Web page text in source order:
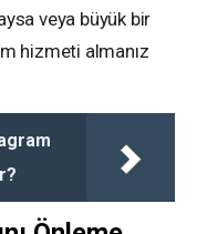
veya büyük bir
hizmeti almanız